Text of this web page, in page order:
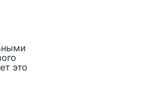
это